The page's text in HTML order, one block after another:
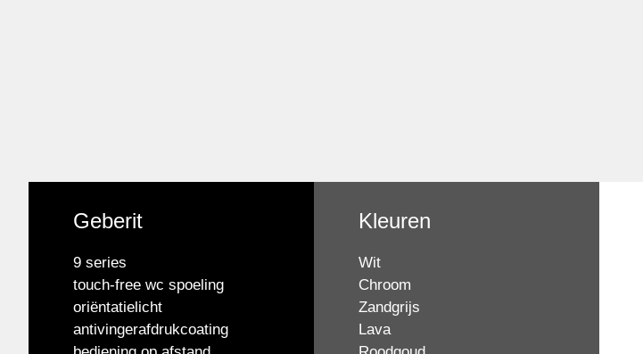
Geberit
9 series
touch-free wc spoeling
oriëntatielicht
antivingerafdrukcoating
Kleuren
Wit
Chroom
Zandgrijs
Lava